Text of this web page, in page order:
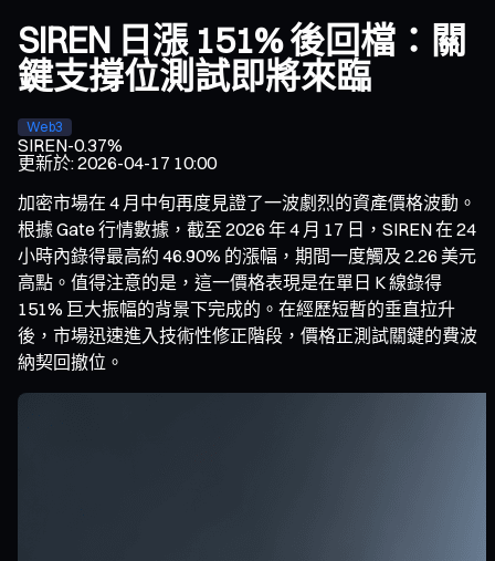
SIREN 日漲 151% 後回檔：關
鍵支撐位測試即將來臨
Web3
SIREN-0.37%
更新於:2026-04-17 10:00
加密市場在 4 月中旬再度見證了一波劇烈的資產價格波動。
根據 Gate 行情數據，截至 2026 年 4 月 17 日，SIREN 在 24
小時內錄得最高約 46.90% 的漲幅，期間一度觸及 2.26 美元
高點。值得注意的是，這一價格表現是在單日 K 線錄得
151% 巨大振幅的背景下完成的。在經歷短暫的垂直拉升
後，市場迅速進入技術性修正階段，價格正測試關鍵的費波
納契回撤位。